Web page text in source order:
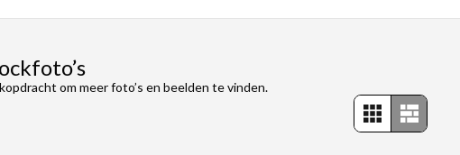
Redactioneel
om meer foto’s en beelden te vinden.